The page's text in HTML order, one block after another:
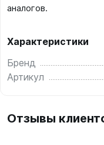
аналогов.
Характеристики
Бренд
Артикул
Отзывы